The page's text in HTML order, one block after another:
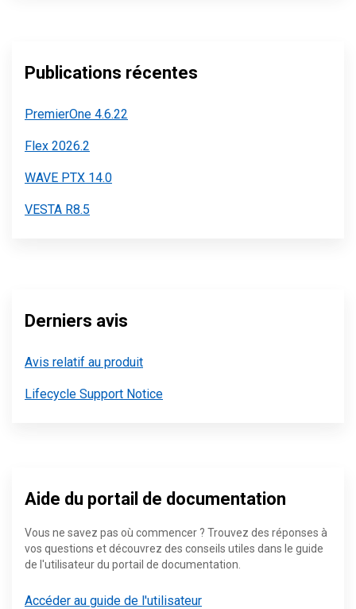
Publications récentes
PremierOne 4.6.22
Flex 2026.2
WAVE PTX 14.0
VESTA R8.5
Derniers avis
Avis relatif au produit
Lifecycle Support Notice
Aide du portail de documentation
Vous ne savez pas où commencer ? Trouvez des réponses à
vos questions et découvrez des conseils utiles dans le guide
de l'utilisateur du portail de documentation.
Accéder au guide de l'utilisateur